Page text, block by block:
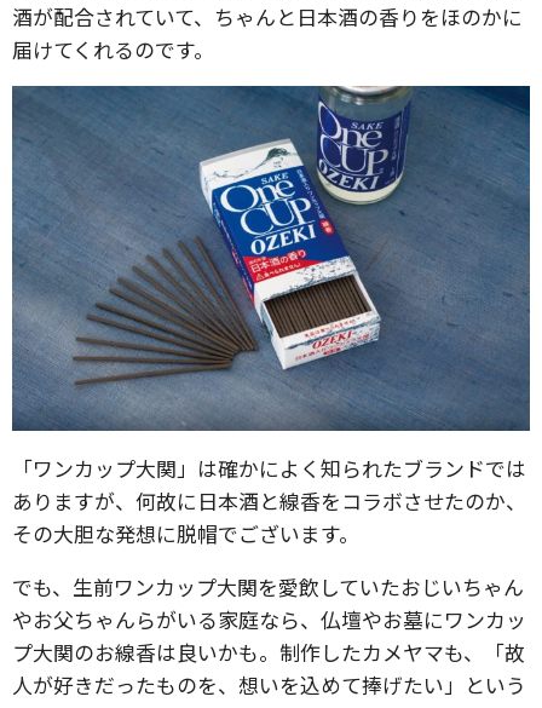
酒が配合されていて、ちゃんと日本酒の香りをほのかに
届けてくれるのです。
「ワンカップ大関」は確かによく知られたブランドでは
ありますが、何故に日本酒と線香をコラボさせたのか、
その大胆な発想に脱帽でございます。
でも、生前ワンカップ大関を愛飲していたおじいちゃん
やお父ちゃんらがいる家庭なら、仏壇やお墓にワンカッ
プ大関のお線香は良いかも。制作したカメヤマも、「故
人が好きだったものを、想いを込めて捧げたい」という